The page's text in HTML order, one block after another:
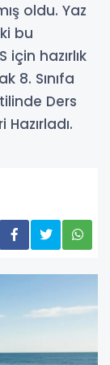
oldu. Yaz
bu
hazırlık
8. Sınıfa
Ders
Hazırladı.